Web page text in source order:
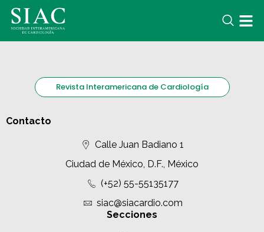
Revista Interamericana de Cardiología
Contacto
Calle Juan Badiano 1
Ciudad de México, D.F., México
(+52) 55-55135177
siac@siacardio.com
Secciones